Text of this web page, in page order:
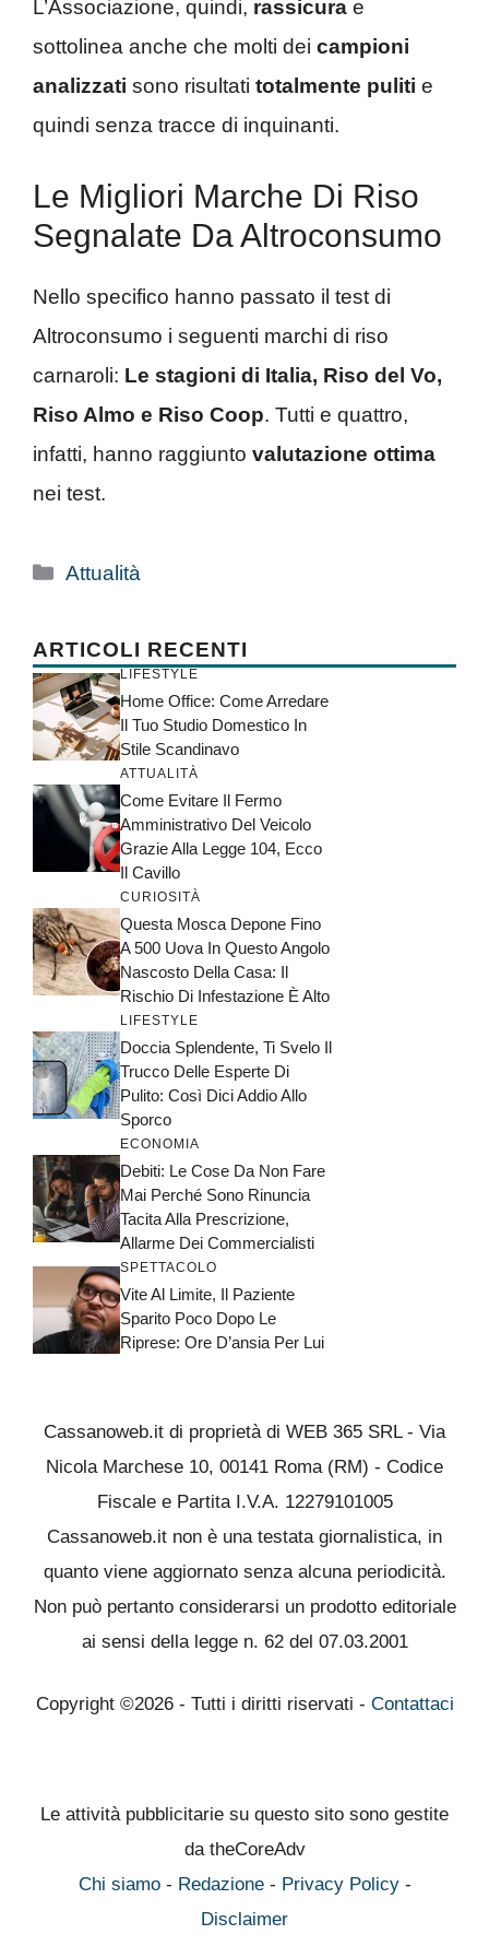
L’Associazione, quindi, rassicura e
sottolinea anche che molti dei campioni
analizzati sono risultati totalmente puliti e
quindi senza tracce di inquinanti.
Le Migliori Marche Di Riso
Segnalate Da Altroconsumo
Nello specifico hanno passato il test di
Altroconsumo i seguenti marchi di riso
carnaroli: Le stagioni di Italia, Riso del Vo,
Riso Almo e Riso Coop. Tutti e quattro,
infatti, hanno raggiunto valutazione ottima
nei test.
Categorie
Attualità
ARTICOLI RECENTI
LIFESTYLE
Home Office: Come Arredare
Il Tuo Studio Domestico In
Stile Scandinavo
ATTUALITÀ
Come Evitare Il Fermo
Amministrativo Del Veicolo
Grazie Alla Legge 104, Ecco
Il Cavillo
CURIOSITÀ
Questa Mosca Depone Fino
A 500 Uova In Questo Angolo
Nascosto Della Casa: Il
Rischio Di Infestazione È Alto
LIFESTYLE
Doccia Splendente, Ti Svelo Il
Trucco Delle Esperte Di
Pulito: Così Dici Addio Allo
Sporco
ECONOMIA
Debiti: Le Cose Da Non Fare
Mai Perché Sono Rinuncia
Tacita Alla Prescrizione,
Allarme Dei Commercialisti
SPETTACOLO
Vite Al Limite, Il Paziente
Sparito Poco Dopo Le
Riprese: Ore D’ansia Per Lui
Cassanoweb.it di proprietà di WEB 365 SRL - Via
Nicola Marchese 10, 00141 Roma (RM) - Codice
Fiscale e Partita I.V.A. 12279101005
Cassanoweb.it non è una testata giornalistica, in
quanto viene aggiornato senza alcuna periodicità.
Non può pertanto considerarsi un prodotto editoriale
ai sensi della legge n. 62 del 07.03.2001
Copyright ©2026 - Tutti i diritti riservati - Contattaci
Le attività pubblicitarie su questo sito sono gestite
da theCoreAdv
Chi siamo- Redazione- Privacy Policy-
Disclaimer